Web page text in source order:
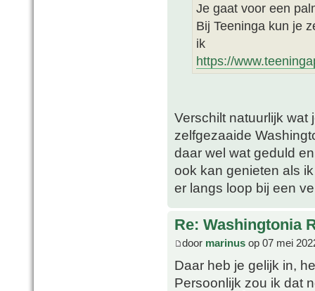
Je gaat voor een
Bij Teeninga kun je
ik
https://
Verschilt natuurlijk wat
zelfgezaaide
daar wel wat geduld
ook kan genieten als
er langs loop bij een
Re: Washingtonia
door marinus op 07 mei
Daar heb je gelijk in,
Persoonlijk zou ik dat